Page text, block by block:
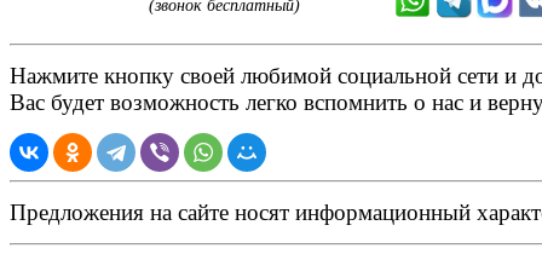
(звонок бесплатный)
Нажмите кнопку своей любимой социальной сети и
Вас будет возможность легко вспомнить о нас и
Предложения на сайте носят информационный